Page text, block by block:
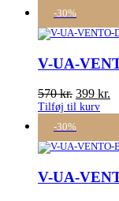
-30%
V-UA-
570kr. 399 kr.
Tilføj til kurv
-30%
V-UA-